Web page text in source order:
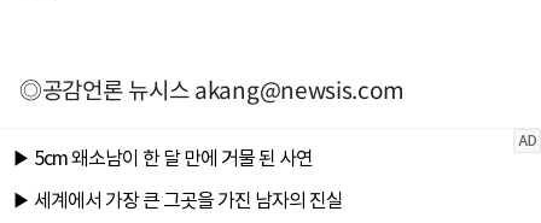
◎공감언론 뉴시스akang@newsis.com